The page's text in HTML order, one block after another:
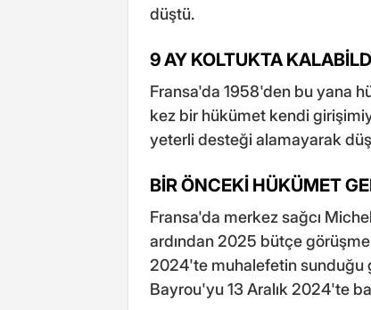
düştü.
9 AY KOLTUKTA
Fransa'da 1958'den bu yana
kez bir hükümet kendi
yeterli desteği alamayarak
BİR ÖNCEKİ HÜKÜMET
Fransa'da merkez sağcı
ardından 2025 bütçe
2024'te muhalefetin sunduğu
Bayrou'yu 13 Aralık 2024'te